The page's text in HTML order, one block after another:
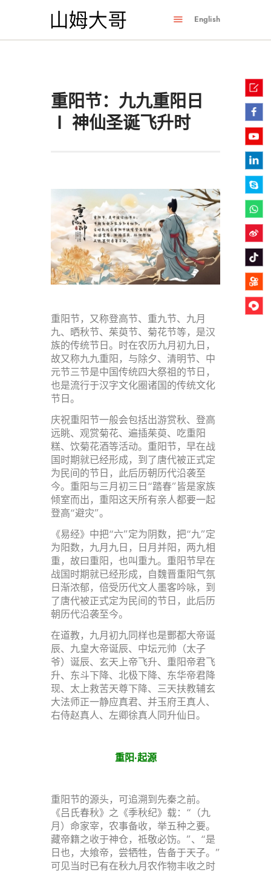
English
重阳节：九九重阳日
Ⅰ 神仙圣诞飞升时
重阳节，又称登高节、重九节、九月
九、晒秋节、茱萸节、菊花节等，是汉
族的传统节日。时在农历九月初九日，
故又称九九重阳，与除夕、清明节、中
元节三节是中国传统四大祭祖的节日，
也是流行于汉字文化圈诸国的传统文化
节日。
庆祝重阳节一般会包括出游赏秋、登高
远眺、观赏菊花、遍插茱萸、吃重阳
糕、饮菊花酒等活动。重阳节，早在战
国时期就已经形成，到了唐代被正式定
为民间的节日，此后历朝历代沿袭至
今。重阳与三月初三日“踏春”皆是家族
倾室而出，重阳这天所有亲人都要一起
登高“避灾”。
《易经》中把“六”定为阴数，把“九”定
为阳数，九月九日，日月并阳，两九相
重，故曰重阳，也叫重九。重阳节早在
战国时期就已经形成，自魏晋重阳气氛
日渐浓郁，倍受历代文人墨客吟咏，到
了唐代被正式定为民间的节日，此后历
朝历代沿袭至今。
在道教，九月初九同样也是酆都大帝诞
辰、九皇大帝诞辰、中坛元帅（太子
爷）诞辰、玄天上帝飞升、重阳帝君飞
升、东斗下降、北极下降、东华帝君降
现、太上救苦天尊下降、三天扶教辅玄
大法师正一静应真君、并玉府王真人、
右侍赵真人、左卿徐真人同升仙日。
重阳·起源
重阳节的源头，可追溯到先秦之前。
《吕氏春秋》之《季秋纪》载：“（九
月）命家宰，农事备收，举五种之要。
藏帝籍之收于神仓，祗敬必饬。”、“是
日也，大飨帝，尝牺牲，告备于天子。”
可见当时已有在秋九月农作物丰收之时